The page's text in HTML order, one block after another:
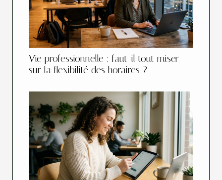
Vie professionnelle : faut-il tout miser
sur la flexibilité des horaires ?